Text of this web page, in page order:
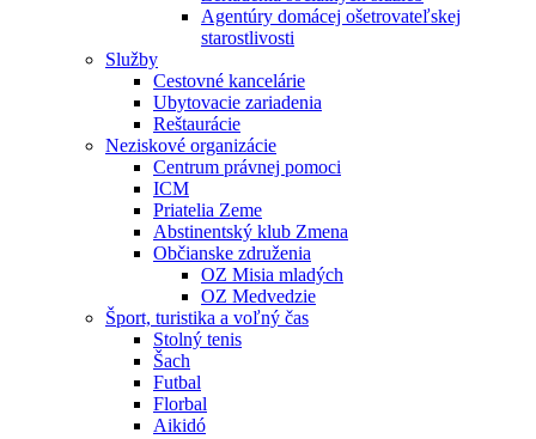
Agentúry domácej ošetrovateľskej
starostlivosti
Služby
Cestovné kancelárie
Ubytovacie zariadenia
Reštaurácie
Neziskové organizácie
Centrum právnej pomoci
ICM
Priatelia Zeme
Abstinentský klub Zmena
Občianske združenia
OZ Misia mladých
OZ Medvedzie
Šport, turistika a voľný čas
Stolný tenis
Šach
Futbal
Florbal
Aikidó